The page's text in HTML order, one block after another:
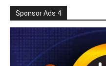
Sponsor Ads 4